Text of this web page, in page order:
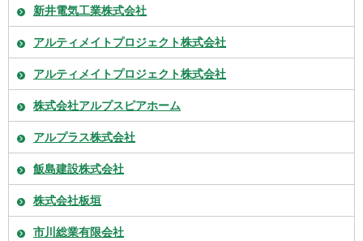
新井電気工業株式会社
アルティメイトプロジェクト株式会社
アルティメイトプロジェクト株式会社
株式会社アルプスピアホーム
アルプラス株式会社
飯島建設株式会社
株式会社板垣
市川総業有限会社